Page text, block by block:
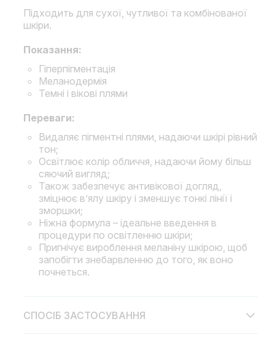
Підходить для сухої, чутливої та комбінованої
шкіри.
Показання:
Гіперпігментація
Меланодермія
Темні і вікові плями
Переваги:
Видаляє пігментні плями, надаючи шкірі рівний
тон;
Освітлює колір обличчя, надаючи йому більш
сяючий вигляд;
Також забезпечує антивікової догляд,
зміцнює в’ялу шкіру і зменшує тонкі лінії і
зморшки;
Ніжна формула – ідеальне введення в
процедури по освітленню шкіри;
Пригнічує вироблення меланіну шкірою, щоб
запобігти знебарвленню до того, як воно
почнеться.
СПОСІБ ЗАСТОСУВАННЯ